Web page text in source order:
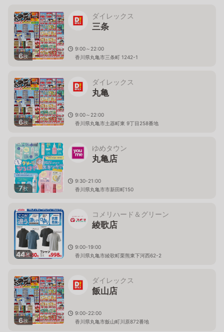
6枚
ダイレックス
三条
9:00～22:00
香川県丸亀市三条町 1242-1
6枚
ダイレックス
丸亀
9:00～22:00
香川県丸亀市土器町東 9丁目258番地
7枚
ゆめタウン
丸亀店
9:30-21:00
香川県丸亀市市新田町150
44枚
コメリハード＆グリーン
綾歌店
9:00-19:00
香川県丸亀市綾歌町栗熊東下河西62-2
6枚
ダイレックス
飯山店
9:00-22:00
香川県丸亀市飯山町川原872番地